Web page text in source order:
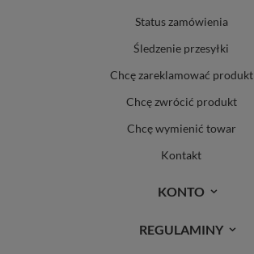
Status zamówienia
Śledzenie przesyłki
Chcę zareklamować produkt
Chcę zwrócić produkt
Chcę wymienić towar
Kontakt
KONTO
REGULAMINY